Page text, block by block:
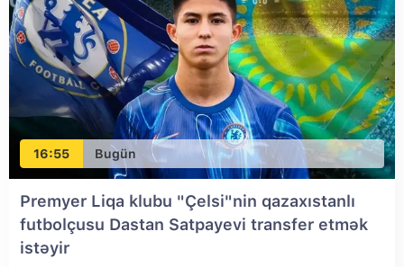
16:55 Bugün
Premyer Liqa klubu "Çelsi"nin qazaxıstanlı
futbolçusu Dastan Satpayevi transfer etmək
istəyir